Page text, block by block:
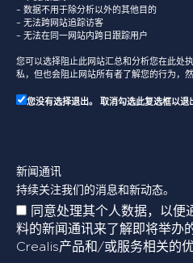
– 数据不用于除分析以外的其他目的
– 无法跨网站追踪访客
– 无法在同一网站内跨日跟踪用户
您可以选择阻止此网站汇总和分析您在此处
私，但也会阻止网站所有者了解您的行为，
您没有选择退出。 取消勾选此复选框以退
新闻通讯
持续关注我们的消息和新动态。
同意处理其个人数据，以便
料的新闻通讯来了解即将举办
Crealis产品和/或服务相关的